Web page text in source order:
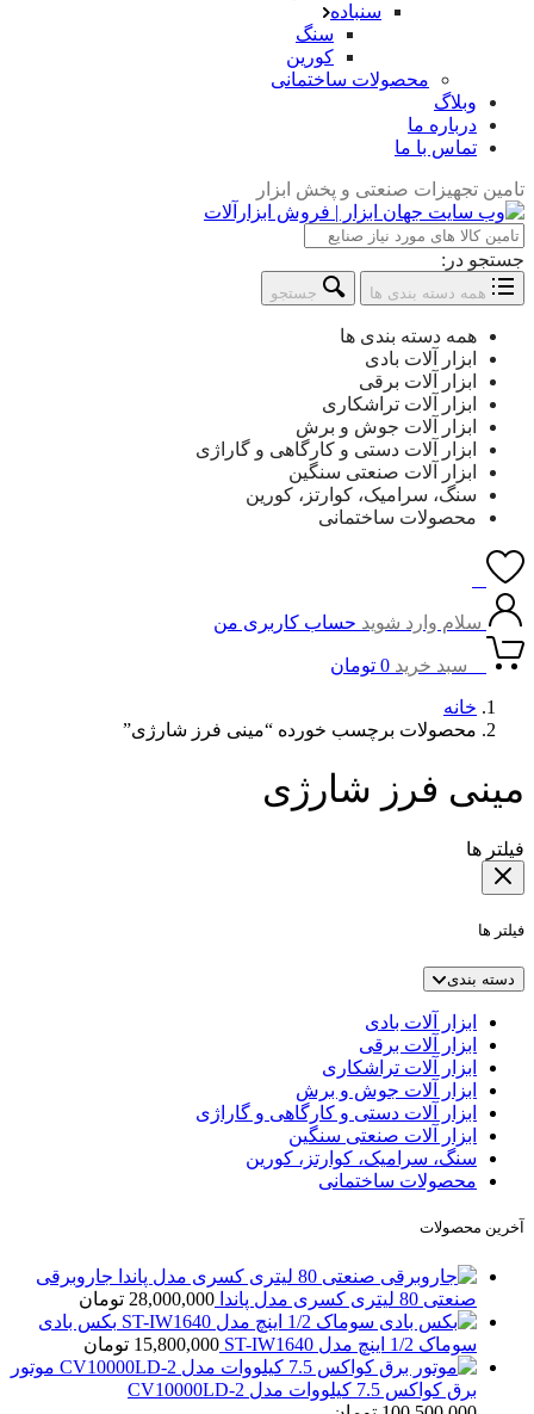
سنباده
سنگ
کورین
محصولات ساختمانی
وبلاگ
درباره ما
تماس با ما
تامین تجهیزات صنعتی و پخش ابزار
جستجو در:
همه دسته بندی ها جستجو
همه دسته بندی ها
ابزار آلات بادی
ابزار آلات برقی
ابزار آلات تراشکاری
ابزار آلات جوش و برش
ابزار آلات دستی و کارگاهی و گاراژی
ابزار آلات صنعتی سنگین
سنگ، سرامیک، کوارتز، کورین
محصولات ساختمانی
سلام وارد شوید حساب کاربری من
سبد خرید 0 تومان
خانه
محصولات برچسب خورده “مینی فرز شارژی”
مینی فرز شارژی
فیلتر ها
فیلتر ها
دسته بندی
ابزار آلات بادی
ابزار آلات برقی
ابزار آلات تراشکاری
ابزار آلات جوش و برش
ابزار آلات دستی و کارگاهی و گاراژی
ابزار آلات صنعتی سنگین
سنگ، سرامیک، کوارتز، کورین
محصولات ساختمانی
آخرین محصولات
جاروبرقی
صنعتی 80 لیتری کسری مدل پاندا
28,000,000 تومان
بکس بادی
سوماک 1/2 اینچ مدل ST-IW1640
15,800,000 تومان
موتور
برق کواکس 7.5 کیلووات مدل CV10000LD-2